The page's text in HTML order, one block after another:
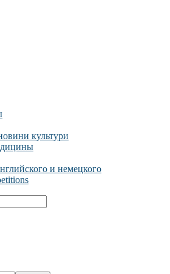
культури
и немецкого